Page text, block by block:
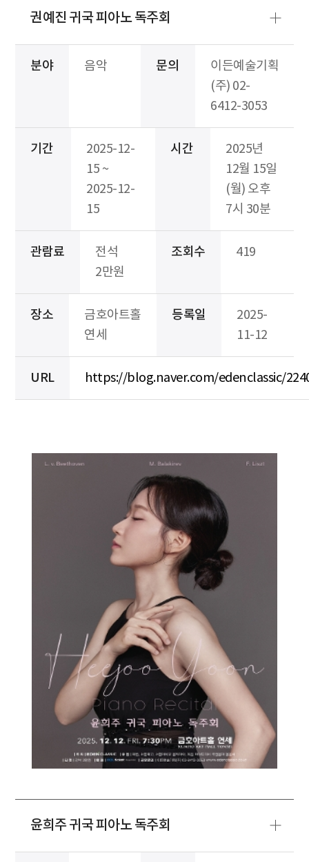
권예진 귀국 피아노 독주회
분야 음악 문의
이든예술기획
(주) 02-
6412-3053
기간
2025-12-
15 ~
2025-12-
15
시간
2025년
12월 15일
(월) 오후
7시 30분
관람료
전석
2만원
조회수 419
장소
금호아트홀
연세
등록일
2025-
11-12
URL https://blog.naver.com/edenclassic/
윤희주 귀국 피아노 독주회